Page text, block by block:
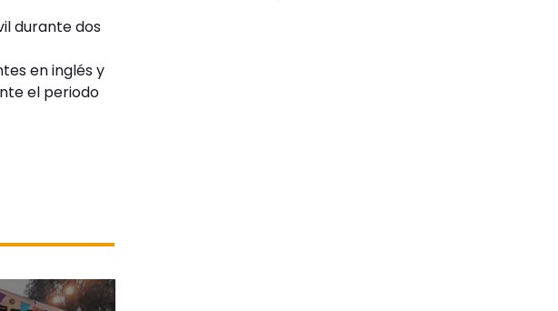
durante dos
en inglés y
el periodo